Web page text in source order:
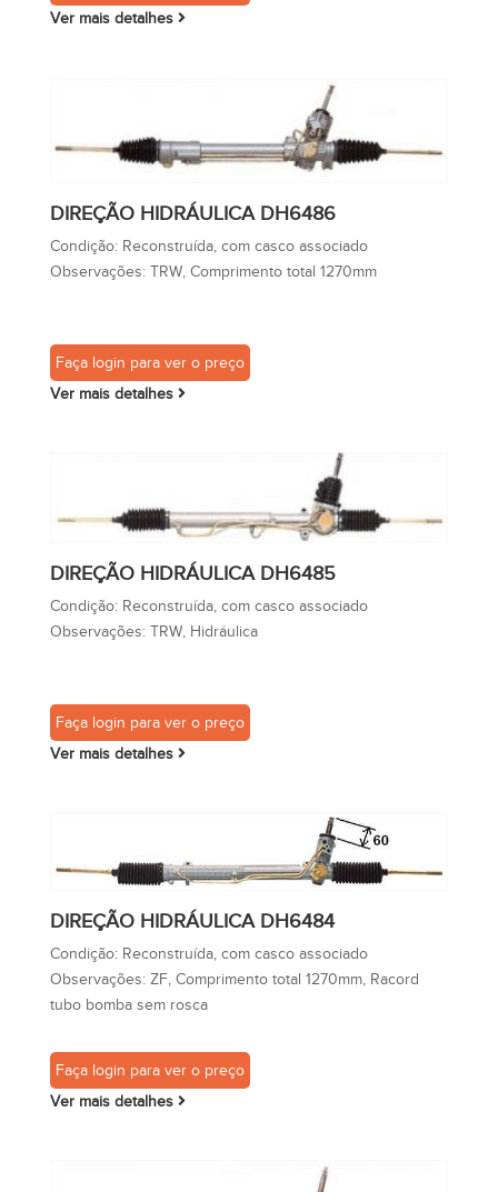
Ver mais detalhes
DIREÇÃO HIDRÁULICA DH6486
Condição: Reconstruída, com casco associado
Observações: TRW, Comprimento total 1270mm
Faça login para ver o preço
Ver mais detalhes
DIREÇÃO HIDRÁULICA DH6485
Condição: Reconstruída, com casco associado
Observações: TRW, Hidráulica
Faça login para ver o preço
Ver mais detalhes
DIREÇÃO HIDRÁULICA DH6484
Condição: Reconstruída, com casco associado
Observações: ZF, Comprimento total 1270mm, Racord
tubo bomba sem rosca
Faça login para ver o preço
Ver mais detalhes